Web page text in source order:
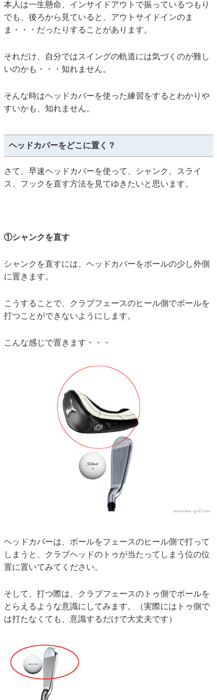
本人は一生懸命、インサイドアウトで振っているつもり
でも、後ろから見ていると、アウトサイドインのま
ま・・・だったりすることがあります。
それだけ、自分ではスイングの軌道には気づくのが難し
いのかも・・・知れません。
そんな時はヘッドカバーを使った練習をするとわかりや
すいかも、知れません。
ヘッドカバーをどこに置く？
さて、早速ヘッドカバーを使って、シャンク、スライ
ス、フックを直す方法を見てゆきたいと思います。
①シャンクを直す
シャンクを直すには、ヘッドカバーをボールの少し外側
に置きます。
こうすることで、クラブフェースのヒール側でボールを
打つことができないようにします。
こんな感じで置きます・・・
ヘッドカバーは、ボールをフェースのヒール側で打って
しまうと、クラブヘッドのトゥが当たってしまう位の位
置に置いてみてください。
そして、打つ際は、クラブフェースのトゥ側でボールを
とらえるような意識にしてみます。（実際にはトゥ側で
は打たなくても、意識するだけで大丈夫です）